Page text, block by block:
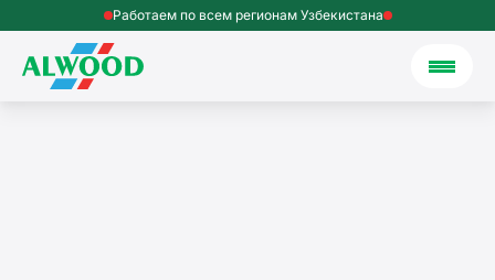
Работаем по всем регионам Узбекистана